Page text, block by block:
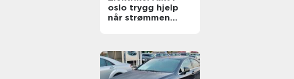
oslo trygg hjelp
når strømmen